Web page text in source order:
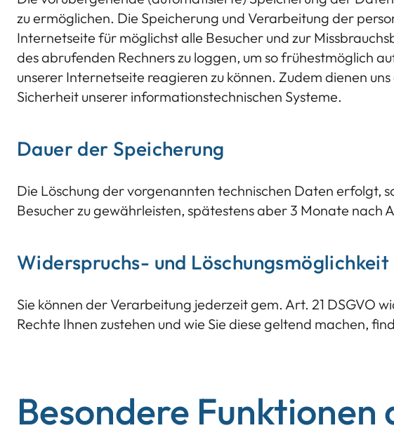
zu ermöglichen. Die Speicherung und Verarbeitung der
Internetseite für möglichst alle Besucher und zur
des abrufenden Rechners zu loggen, um so frühestmöglich
unserer Internetseite reagieren zu können. Zudem dienen
Sicherheit unserer informationstechnischen Systeme.
Dauer der Speicherung
Die Löschung der vorgenannten technischen Daten erfolgt,
Besucher zu gewährleisten, spätestens aber 3 Monate nach
Widerspruchs- und Löschungsmöglichkeit
Sie können der Verarbeitung jederzeit gem. Art. 21 DSGVO
Rechte Ihnen zustehen und wie Sie diese geltend machen,
Besondere